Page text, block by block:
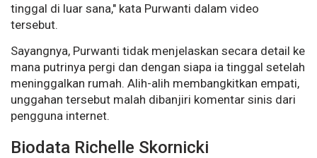
tinggal di luar sana," kata Purwanti dalam video
tersebut.
Sayangnya, Purwanti tidak menjelaskan secara detail ke
mana putrinya pergi dan dengan siapa ia tinggal setelah
meninggalkan rumah. Alih-alih membangkitkan empati,
unggahan tersebut malah dibanjiri komentar sinis dari
pengguna internet.
Biodata Richelle Skornicki